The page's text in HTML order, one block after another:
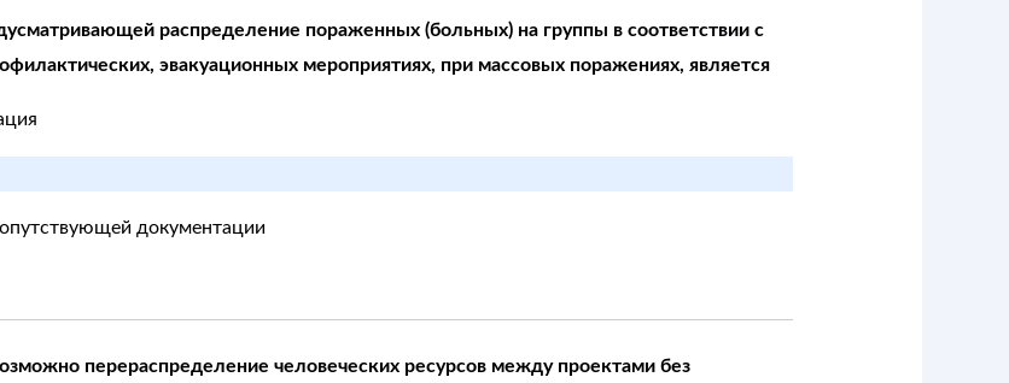
распределение пораженных (больных) на группы в соответствии с
эвакуационных мероприятиях, при массовых поражениях, является
документации
перераспределение человеческих ресурсов между проектами без